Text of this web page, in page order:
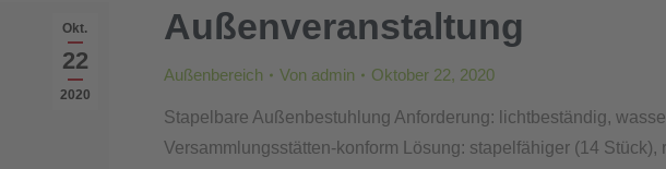
Okt.
22
2020
Außenveranstaltung
Außenbereich Von admin Oktober 22, 2020
Stapelbare Außenbestuhlung Anforderung: lichtbeständig,
Versammlungsstätten-konform Lösung: stapelfähiger (14 Stück),